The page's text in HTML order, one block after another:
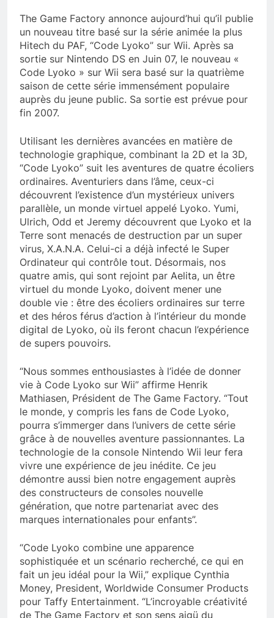
The Game Factory annonce aujourd’hui qu’il publie
un nouveau titre basé sur la série animée la plus
Hitech du PAF, “Code Lyoko” sur Wii. Après sa
sortie sur Nintendo DS en Juin 07, le nouveau «
Code Lyoko » sur Wii sera basé sur la quatrième
saison de cette série immensément populaire
auprès du jeune public. Sa sortie est prévue pour
fin 2007.
Utilisant les dernières avancées en matière de
technologie graphique, combinant la 2D et la 3D,
“Code Lyoko” suit les aventures de quatre écoliers
ordinaires. Aventuriers dans l’âme, ceux-ci
découvrent l’existence d’un mystérieux univers
parallèle, un monde virtuel appelé Lyoko. Yumi,
Ulrich, Odd et Jeremy découvrent que Lyoko et la
Terre sont menacés de destruction par un super
virus, X.A.N.A. Celui-ci a déjà infecté le Super
Ordinateur qui contrôle tout. Désormais, nos
quatre amis, qui sont rejoint par Aelita, un être
virtuel du monde Lyoko, doivent mener une
double vie : être des écoliers ordinaires sur terre
et des héros férus d’action à l’intérieur du monde
digital de Lyoko, où ils feront chacun l’expérience
de supers pouvoirs.
“Nous sommes enthousiastes à l’idée de donner
vie à Code Lyoko sur Wii” affirme Henrik
Mathiasen, Président de The Game Factory. “Tout
le monde, y compris les fans de Code Lyoko,
pourra s’immerger dans l’univers de cette série
grâce à de nouvelles aventure passionnantes. La
technologie de la console Nintendo Wii leur fera
vivre une expérience de jeu inédite. Ce jeu
démontre aussi bien notre engagement auprès
des constructeurs de consoles nouvelle
génération, que notre partenariat avec des
marques internationales pour enfants”.
“Code Lyoko combine une apparence
sophistiquée et un scénario recherché, ce qui en
fait un jeu idéal pour la Wii,” explique Cynthia
Money, President, Worldwide Consumer Products
pour Taffy Entertainment. “L’incroyable créativité
de The Game Factory et son sens aigü du